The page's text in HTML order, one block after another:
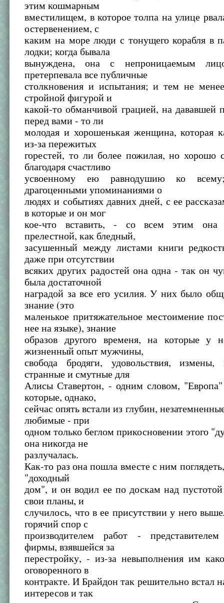
этим кошмарным
вместилищем, в которое толпа на улице
остервенением, с
каким на море люди с тонущего корабля в
лодки; когда бывала
вынуждена, она с непроницаемым
претерпевала все публичные
столкновения и испытания; и тем не
стройной фигурой и
какой-то обманчивой грацией, на дававшей
перед вами - то ли
молодая и хорошенькая женщина, которая
из-за пережитых
горестей, то ли более пожилая, но хорошо
благодаря счастливо
усвоенному ею равнодушию ко
драгоценными упоминаниями о
людях и событиях давних дней, с ее
в которые и он мог
кое-что вставить, - со всем этим она
прелестной, как бледный,
засушенный между листами книги
даже при отсутствии
всяких других радостей она одна - так он
была достаточной
наградой за все его усилия. У них было
знание (это
маленькое притяжательное местоимение
нее на языке), знание
образов другого временя, на которые у
жизненный опыт мужчины,
свобода бродяги, удовольствия,
странные и смутные для
Алисы Ставертон, - одним словом,
которые, однако,
сейчас опять встали из глубин,
любимые - при
одном только беглом прикосновении этого
она никогда не
разлучалась.
Как-то раз она пошла вместе с ним
"доходный
дом", и он водил ее по доскам над
свои планы, и
случилось, что в ее присутствии у него
горячий спор с
производителем работ - представителем
фирмы, взявшейся за
перестройку, - из-за невыполнения им
оговоренного в
контракте. И Брайдон так решительно встал
интересов и так